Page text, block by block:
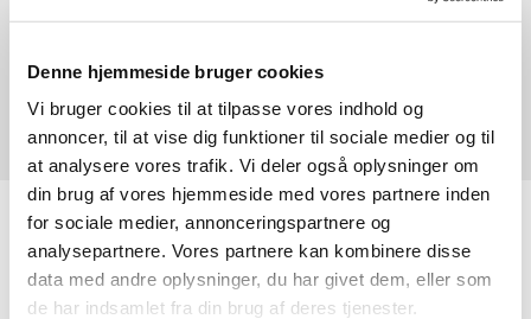
Denne hjemmeside bruger cookies
Vi bruger cookies til at tilpasse vores indhold og
annoncer, til at vise dig funktioner til sociale medier og til
at analysere vores trafik. Vi deler også oplysninger om
din brug af vores hjemmeside med vores partnere inden
for sociale medier, annonceringspartnere og
analysepartnere. Vores partnere kan kombinere disse
data med andre oplysninger, du har givet dem, eller som
de har indsamlet fra din brug af deres tjenester.
Søndag 5. januar 2025, kl. 10:30
Brorsons Kirke, Rantzausgade 49,
2200 København N